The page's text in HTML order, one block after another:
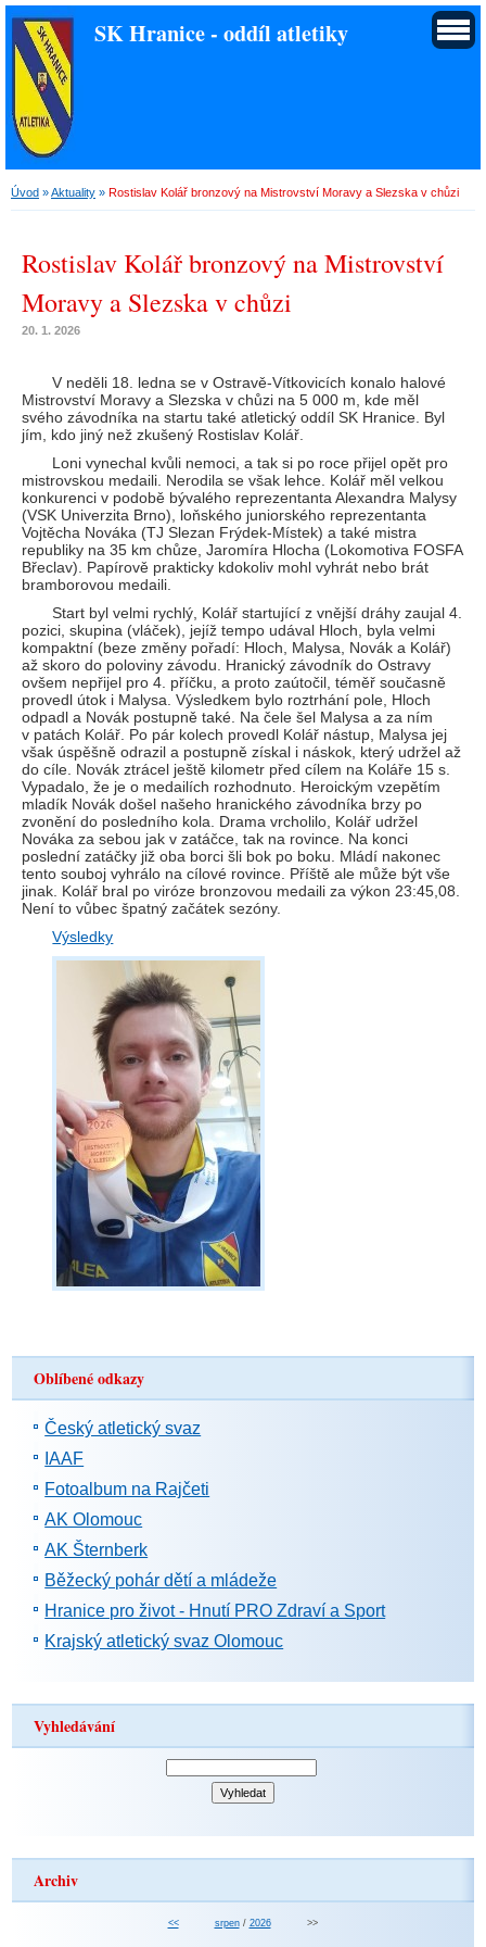
SK Hranice - oddíl atletiky
Úvod »Aktuality » Rostislav Kolář bronzový na Mistrovství Moravy a Slezska v chůzi
Rostislav Kolář bronzový na Mistrovství
Moravy a Slezska v chůzi
20. 1. 2026
V neděli 18. ledna se v Ostravě-Vítkovicích konalo halové
Mistrovství Moravy a Slezska v chůzi na 5 000 m, kde měl
svého závodníka na startu také atletický oddíl SK Hranice. Byl
jím, kdo jiný než zkušený Rostislav Kolář.
Loni vynechal kvůli nemoci, a tak si po roce přijel opět pro
mistrovskou medaili. Nerodila se však lehce. Kolář měl velkou
konkurenci v podobě bývalého reprezentanta Alexandra Malysy
(VSK Univerzita Brno), loňského juniorského reprezentanta
Vojtěcha Nováka (TJ Slezan Frýdek-Místek) a také mistra
republiky na 35 km chůze, Jaromíra Hlocha (Lokomotiva FOSFA
Břeclav). Papírově prakticky kdokoliv mohl vyhrát nebo brát
bramborovou medaili.
Start byl velmi rychlý, Kolář startující z vnější dráhy zaujal 4.
pozici, skupina (vláček), jejíž tempo udával Hloch, byla velmi
kompaktní (beze změny pořadí: Hloch, Malysa, Novák a Kolář)
až skoro do poloviny závodu. Hranický závodník do Ostravy
ovšem nepřijel pro 4. příčku, a proto zaútočil, téměř současně
provedl útok i Malysa. Výsledkem bylo roztrhání pole, Hloch
odpadl a Novák postupně také. Na čele šel Malysa a za ním
v patách Kolář. Po pár kolech provedl Kolář nástup, Malysa jej
však úspěšně odrazil a postupně získal i náskok, který udržel až
do cíle. Novák ztrácel ještě kilometr před cílem na Koláře 15 s.
Vypadalo, že je o medailích rozhodnuto. Heroickým vzepětím
mladík Novák došel našeho hranického závodníka brzy po
zvonění do posledního kola. Drama vrcholilo, Kolář udržel
Nováka za sebou jak v zatáčce, tak na rovince. Na konci
poslední zatáčky již oba borci šli bok po boku. Mládí nakonec
tento souboj vyhrálo na cílové rovince. Příště ale může být vše
jinak. Kolář bral po viróze bronzovou medaili za výkon 23:45,08.
Není to vůbec špatný začátek sezóny.
Výsledky
Oblíbené odkazy
Český atletický svaz
IAAF
Fotoalbum na Rajčeti
AK Olomouc
AK Šternberk
Běžecký pohár dětí a mládeže
Hranice pro život - Hnutí PRO Zdraví a Sport
Krajský atletický svaz Olomouc
Vyhledávání
Archiv
<< srpen/ 2026 >>